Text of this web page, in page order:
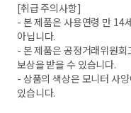
[취급 주의사항]
- 본 제품은 사용연령 만 14
아닙니다.
- 본 제품은 공정거래위원
보상을 받을 수 있습니다.
- 상품의 색상은 모니터 사
있습니다.